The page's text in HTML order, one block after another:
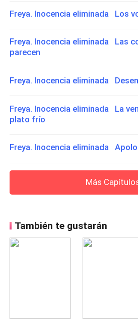
Freya. Inocencia eliminada Los
Freya. Inocencia eliminada Las
parecen
Freya. Inocencia eliminada
Freya. Inocencia eliminada La
plato frío
Freya. Inocencia eliminada
Más
También te gustarán